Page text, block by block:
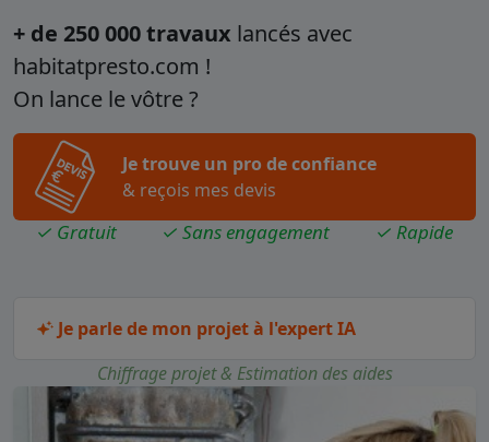
+ de 250 000 travaux lancés avec
habitatpresto.com !
On lance le vôtre ?
Je trouve un pro de confiance
& reçois mes devis
✓ Gratuit ✓ Sans engagement ✓ Rapide
Je parle de mon projet à l'expert IA
Chiffrage projet & Estimation des aides